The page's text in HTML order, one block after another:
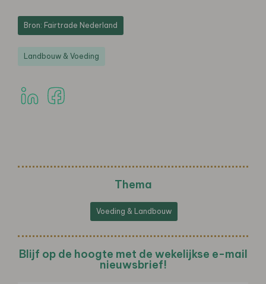
Bron: Fairtrade Nederland
Landbouw & Voeding
Thema
Voeding & Landbouw
Blijf op de hoogte met de wekelijkse e-mail
nieuwsbrief!